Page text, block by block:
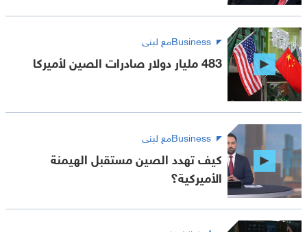
Businessمع لبنى
483 مليار دولار صادرات الصين لأميركا
Businessمع لبنى
كيف تهدد الصين مستقبل الهيمنة
الأميركية؟